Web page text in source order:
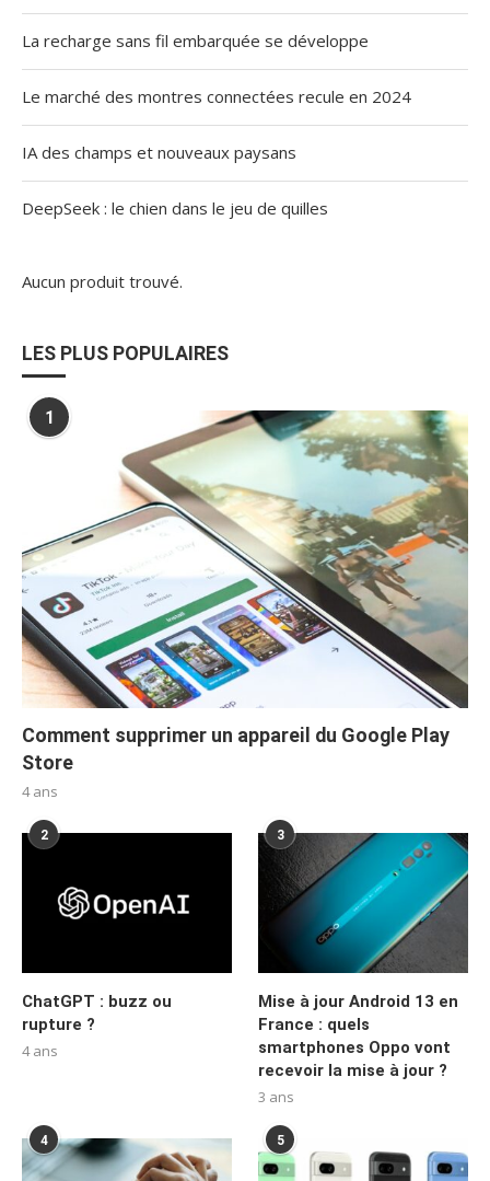
La recharge sans fil embarquée se développe
Le marché des montres connectées recule en 2024
IA des champs et nouveaux paysans
DeepSeek : le chien dans le jeu de quilles
Aucun produit trouvé.
LES PLUS POPULAIRES
1
Comment supprimer un appareil du Google Play
Store
4 ans
2
ChatGPT : buzz ou
rupture ?
4 ans
3
Mise à jour Android 13 en
France : quels
smartphones Oppo vont
recevoir la mise à jour ?
3 ans
4 5